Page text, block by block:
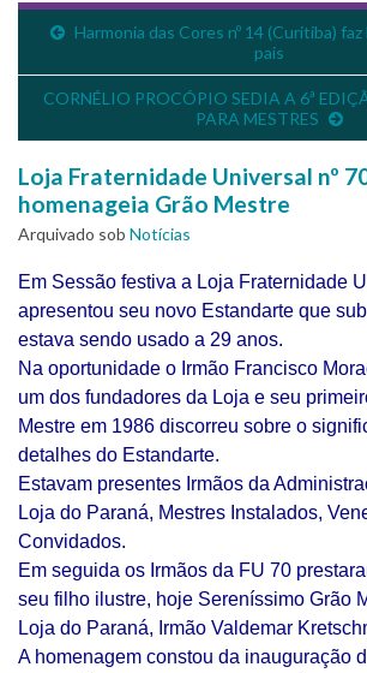
Grande Loja do Paraná
Harmonia das Cores nº 14 (Curitiba)
pais
CORNÉLIO PROCÓPIO SEDIA A 6ª
PARA MESTRES
Loja Fraternidade Universal nº
homenageia Grão Mestre
Arquivado sob Notícias
Em Sessão festiva a Loja Fraternidade
apresentou seu novo Estandarte que
estava sendo usado a 29 anos.
Na oportunidade o Irmão Francisco
um dos fundadores da Loja e seu
Mestre em 1986 discorreu sobre o
detalhes do Estandarte.
Estavam presentes Irmãos da
Loja do Paraná, Mestres Instalados,
Convidados.
Em seguida os Irmãos da FU 70
seu filho ilustre, hoje Sereníssimo Grão
Loja do Paraná, Irmão Valdemar
A homenagem constou da inauguração